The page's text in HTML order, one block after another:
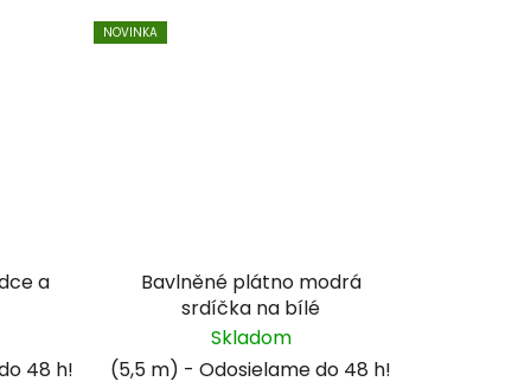
a
NOVINKA
Bavlněné plátno modrá
srdíčka na bílé
Skladom
(5,5 m)